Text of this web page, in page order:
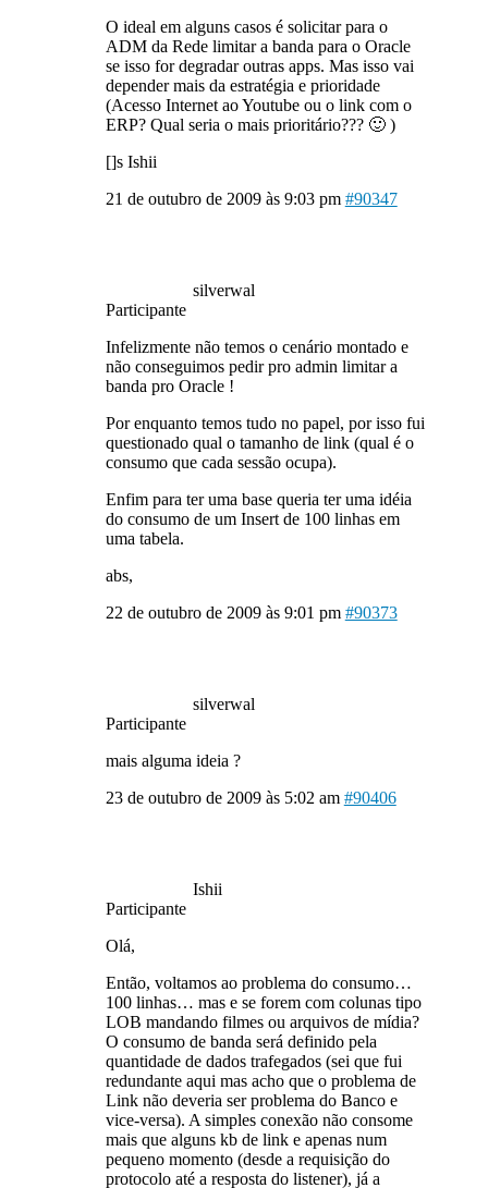
O ideal em alguns casos é solicitar para o
ADM da Rede limitar a banda para o Oracle
se isso for degradar outras apps. Mas isso vai
depender mais da estratégia e prioridade
(Acesso Internet ao Youtube ou o link com o
ERP? Qual seria o mais prioritário??? 🙂 )
[]s Ishii
21 de outubro de 2009 às 9:03 pm #90347
silverwal
Participante
Infelizmente não temos o cenário montado e
não conseguimos pedir pro admin limitar a
banda pro Oracle !
Por enquanto temos tudo no papel, por isso fui
questionado qual o tamanho de link (qual é o
consumo que cada sessão ocupa).
Enfim para ter uma base queria ter uma idéia
do consumo de um Insert de 100 linhas em
uma tabela.
abs,
22 de outubro de 2009 às 9:01 pm #90373
silverwal
Participante
mais alguma ideia ?
23 de outubro de 2009 às 5:02 am #90406
Ishii
Participante
Olá,
Então, voltamos ao problema do consumo…
100 linhas… mas e se forem com colunas tipo
LOB mandando filmes ou arquivos de mídia?
O consumo de banda será definido pela
quantidade de dados trafegados (sei que fui
redundante aqui mas acho que o problema de
Link não deveria ser problema do Banco e
vice-versa). A simples conexão não consome
mais que alguns kb de link e apenas num
pequeno momento (desde a requisição do
protocolo até a resposta do listener), já a